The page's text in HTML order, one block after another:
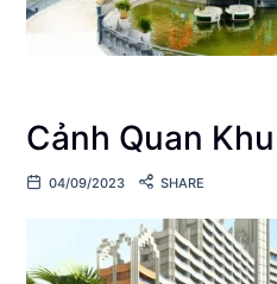
Cảnh Quan
04/09/2023 SHARE